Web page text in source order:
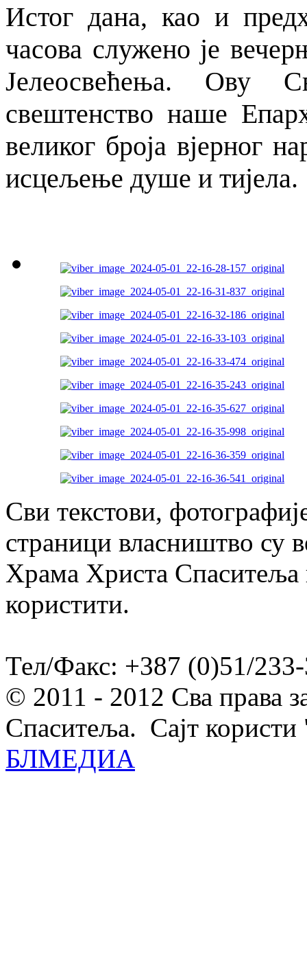
Истог дана, као и
часова служено је
Јелеосвећења. Ову
свештенство наше
великог броја вјерног
исцељење душе и тијела.
Сви текстови,
страници власништво су
Храма Христа Спаситеља
користити.
Тел/Факс: +387 (0)51/
© 2011 - 2012 Сва права
Спаситеља. Сајт
БЛМЕДИА